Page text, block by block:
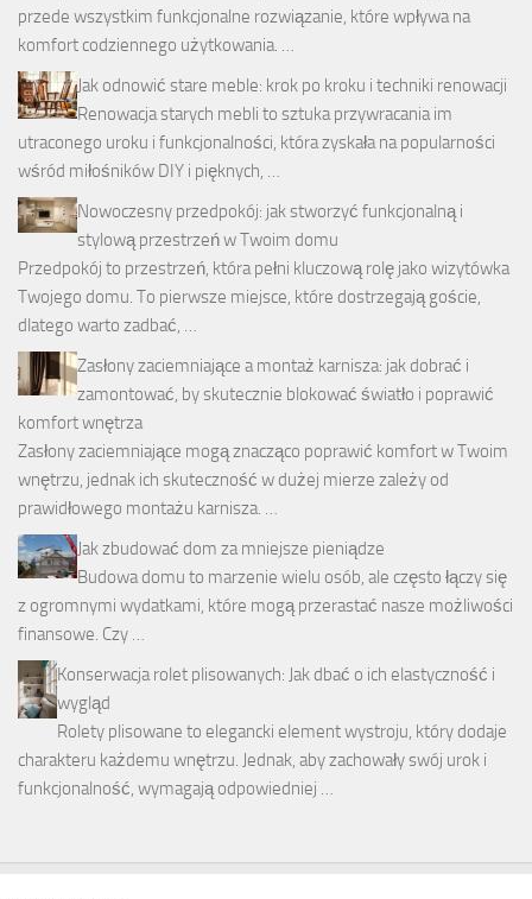
przede wszystkim funkcjonalne rozwiązanie, które wpływa na
komfort codziennego użytkowania. …
Jak odnowić stare meble: krok po kroku i techniki renowacji
Renowacja starych mebli to sztuka przywracania im
utraconego uroku i funkcjonalności, która zyskała na popularności
wśród miłośników DIY i pięknych, …
Nowoczesny przedpokój: jak stworzyć funkcjonalną i
stylową przestrzeń w Twoim domu
Przedpokój to przestrzeń, która pełni kluczową rolę jako wizytówka
Twojego domu. To pierwsze miejsce, które dostrzegają goście,
dlatego warto zadbać, …
Zasłony zaciemniające a montaż karnisza: jak dobrać i
zamontować, by skutecznie blokować światło i poprawić
komfort wnętrza
Zasłony zaciemniające mogą znacząco poprawić komfort w Twoim
wnętrzu, jednak ich skuteczność w dużej mierze zależy od
prawidłowego montażu karnisza. …
Jak zbudować dom za mniejsze pieniądze
Budowa domu to marzenie wielu osób, ale często łączy się
z ogromnymi wydatkami, które mogą przerastać nasze możliwości
finansowe. Czy …
Konserwacja rolet plisowanych: Jak dbać o ich elastyczność i
wygląd
Rolety plisowane to elegancki element wystroju, który dodaje
charakteru każdemu wnętrzu. Jednak, aby zachowały swój urok i
funkcjonalność, wymagają odpowiedniej …